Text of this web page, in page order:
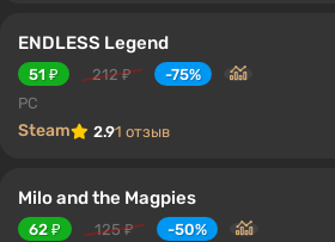
ENDLESS Legend
51 ₽ 212 ₽
-75%
PC
Steam 2.91 отзыв
Milo and the Magpies
62 ₽ 125 ₽
-50%